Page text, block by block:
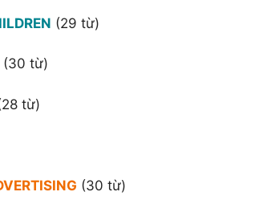
(29 từ)
(30 từ)
từ)
(30 từ)